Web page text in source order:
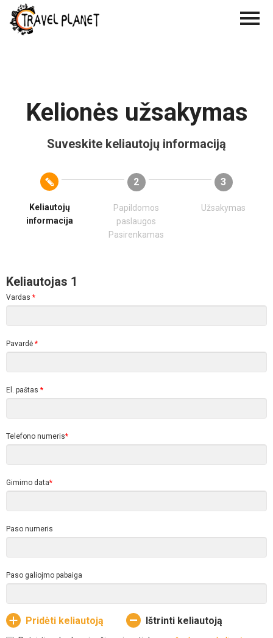
Kelionės užsakymas
Suveskite keliautojų informaciją
Keliautojų
informacija
2
Papildomos
paslaugos
Pasirenkamas
3
Užsakymas
Keliautojas 1
Vardas *
Pavardė *
El. paštas *
Telefono numeris*
Gimimo data*
Paso numeris
Paso galiojmo pabaiga
Pridėti keliautoją Ištrinti keliautoją